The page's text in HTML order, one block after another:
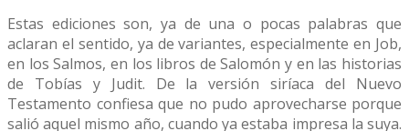
Estas ediciones son, ya de una o pocas palabras que
aclaran el sentido, ya de variantes, especialmente en Job,
en los Salmos, en los libros de Salomón y en las historias
de Tobías y Judit. De la versión siríaca del Nuevo
Testamento confiesa que no pudo aprovecharse porque
salió aquel mismo año, cuando ya estaba impresa la suya.